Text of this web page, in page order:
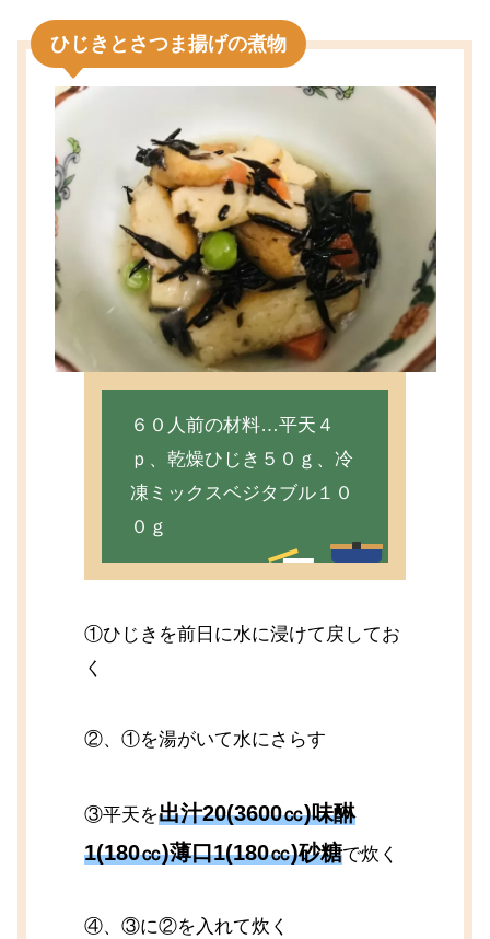
ひじきとさつま揚げの煮物
６０人前の材料…平天４
ｐ、乾燥ひじき５０ｇ、冷
凍ミックスベジタブル１０
０ｇ
①ひじきを前日に水に浸けて戻してお
く
②、①を湯がいて水にさらす
③平天を出汁20(3600㏄)味醂
1(180㏄)薄口1(180㏄)砂糖で炊く
④、③に②を入れて炊く